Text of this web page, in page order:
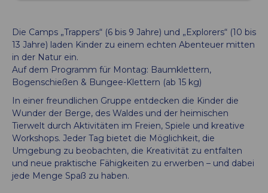
Die Camps „Trappers“ (6 bis 9 Jahre) und „Explorers“ (10 bis
13 Jahre) laden Kinder zu einem echten Abenteuer mitten
in der Natur ein.
Auf dem Programm für Montag: Baumklettern,
Bogenschießen & Bungee-Klettern (ab 15 kg)
In einer freundlichen Gruppe entdecken die Kinder die
Wunder der Berge, des Waldes und der heimischen
Tierwelt durch Aktivitäten im Freien, Spiele und kreative
Workshops. Jeder Tag bietet die Möglichkeit, die
Umgebung zu beobachten, die Kreativität zu entfalten
und neue praktische Fähigkeiten zu erwerben – und dabei
jede Menge Spaß zu haben.